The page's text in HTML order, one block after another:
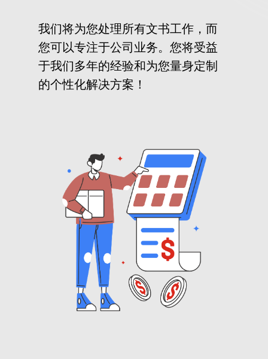
我们将为您处理所有文书工作，而
您可以专注于公司业务。您将受益
于我们多年的经验和为您量身定制
的个性化解决方案！